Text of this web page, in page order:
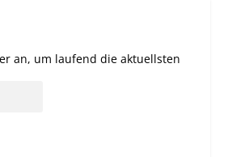
an, um laufend die aktuellsten